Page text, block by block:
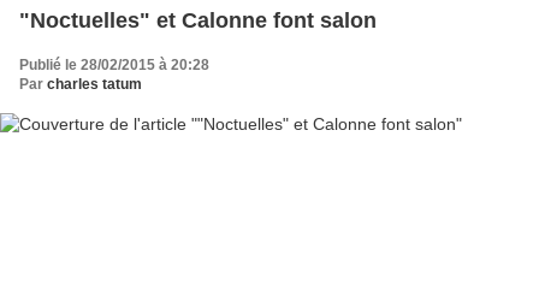
"Noctuelles" et Calonne font salon
Publié le 28/02/2015 à 20:28
Par charles tatum